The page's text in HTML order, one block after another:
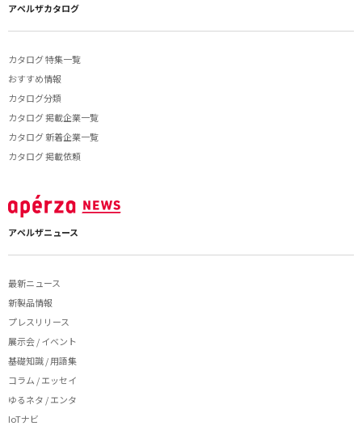
アペルザカタログ
カタログ 特集一覧
おすすめ情報
カタログ分類
カタログ 掲載企業一覧
カタログ 新着企業一覧
カタログ 掲載依頼
アペルザニュース
最新ニュース
新製品情報
プレスリリース
展示会 / イベント
基礎知識 / 用語集
コラム / エッセイ
ゆるネタ / エンタ
IoTナビ